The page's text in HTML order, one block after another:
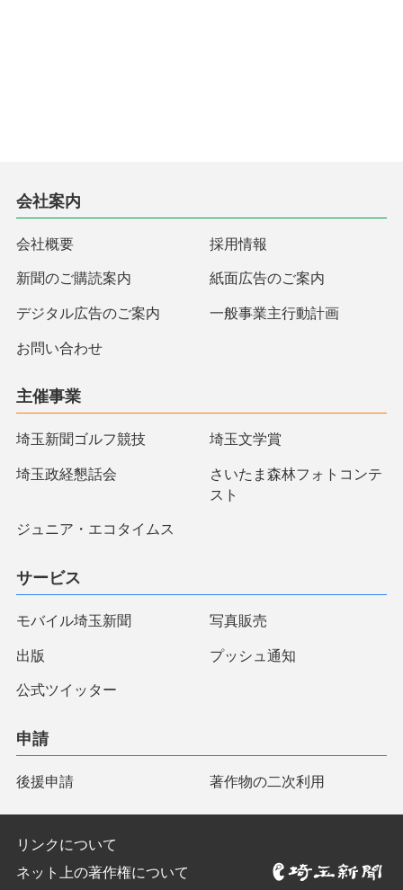
会社案内
会社概要 採用情報
新聞のご購読案内 紙面広告のご案内
デジタル広告のご案内 一般事業主行動計画
お問い合わせ
主催事業
埼玉新聞ゴルフ競技 埼玉文学賞
埼玉政経懇話会
さいたま森林フォトコンテ
スト
ジュニア・エコタイムス
サービス
モバイル埼玉新聞 写真販売
出版 プッシュ通知
公式ツイッター
申請
後援申請 著作物の二次利用
リンクについて
ネット上の著作権について